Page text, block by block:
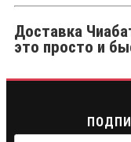
Доставка
это просто и